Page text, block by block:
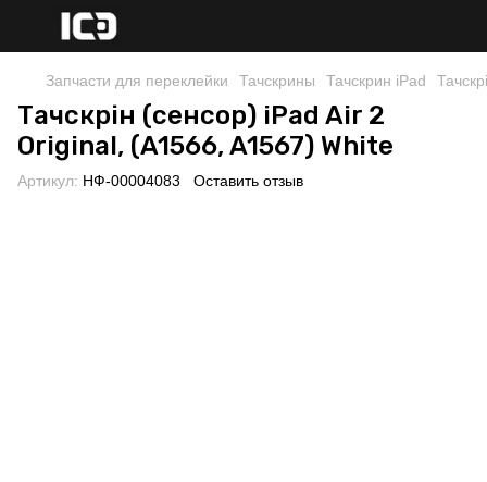
Запчасти для переклейки Тачскрины Тачскрин iPad
Тачскрін (сенсор) iPad Air 2
Original, (A1566, A1567) White
Артикул: НФ-00004083 Оставить отзыв